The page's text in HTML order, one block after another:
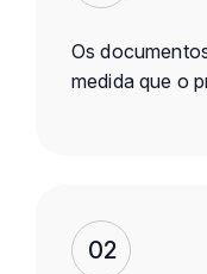
Os
medida que o
02